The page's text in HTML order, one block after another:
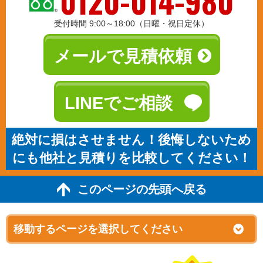
受付時間 9:00～18:00（日曜・祝日定休）
メールで見積依頼
LINEでご相談
絶対に損はさせません！後悔しないため
にも他社と見積りを比較してください！
このページの先頭へ戻る